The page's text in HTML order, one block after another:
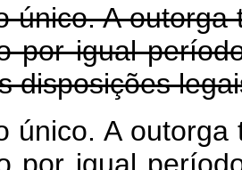
único. A
por igual
disposições
único. A
por igual